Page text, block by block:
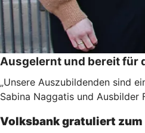
Ausgelernt und bereit für
„Unsere Auszubildenden sind
Sabina Naggatis und Ausbilder
Volksbank gratuliert